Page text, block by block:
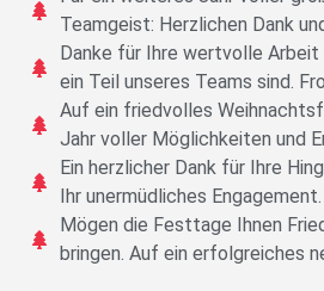
Teamgeist: Herzlichen Dank
Danke für Ihre wertvolle Arbeit
ein Teil unseres Teams sind.
Auf ein friedvolles
Jahr voller Möglichkeiten und
Ein herzlicher Dank für Ihre
Ihr unermüdliches
Mögen die Festtage Ihnen
bringen. Auf ein erfolgreiches